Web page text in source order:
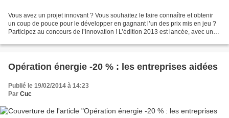
Vous avez un projet innovant ? Vous souhaitez le faire connaître et obtenir
un coup de pouce pour le développer en gagnant l’un des prix mis en jeu ?
Participez au concours de l’innovation ! L’édition 2013 est lancée, avec une
Opération énergie -20 % : les entreprises aidées
Publié le 19/02/2014 à 14:23
Par Cuc